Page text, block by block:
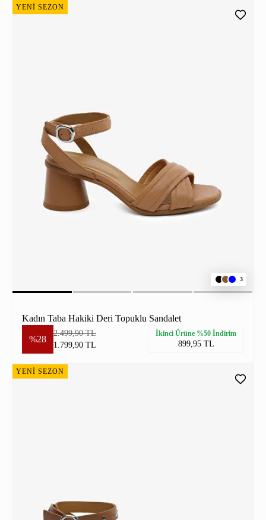
YENİ SEZON
3
Kadın Taba Hakiki Deri Topuklu Sandalet
%28
2.499,90 TL
1.799,90 TL
İkinci Ürüne %50 İndirim
899,95 TL
YENİ SEZON